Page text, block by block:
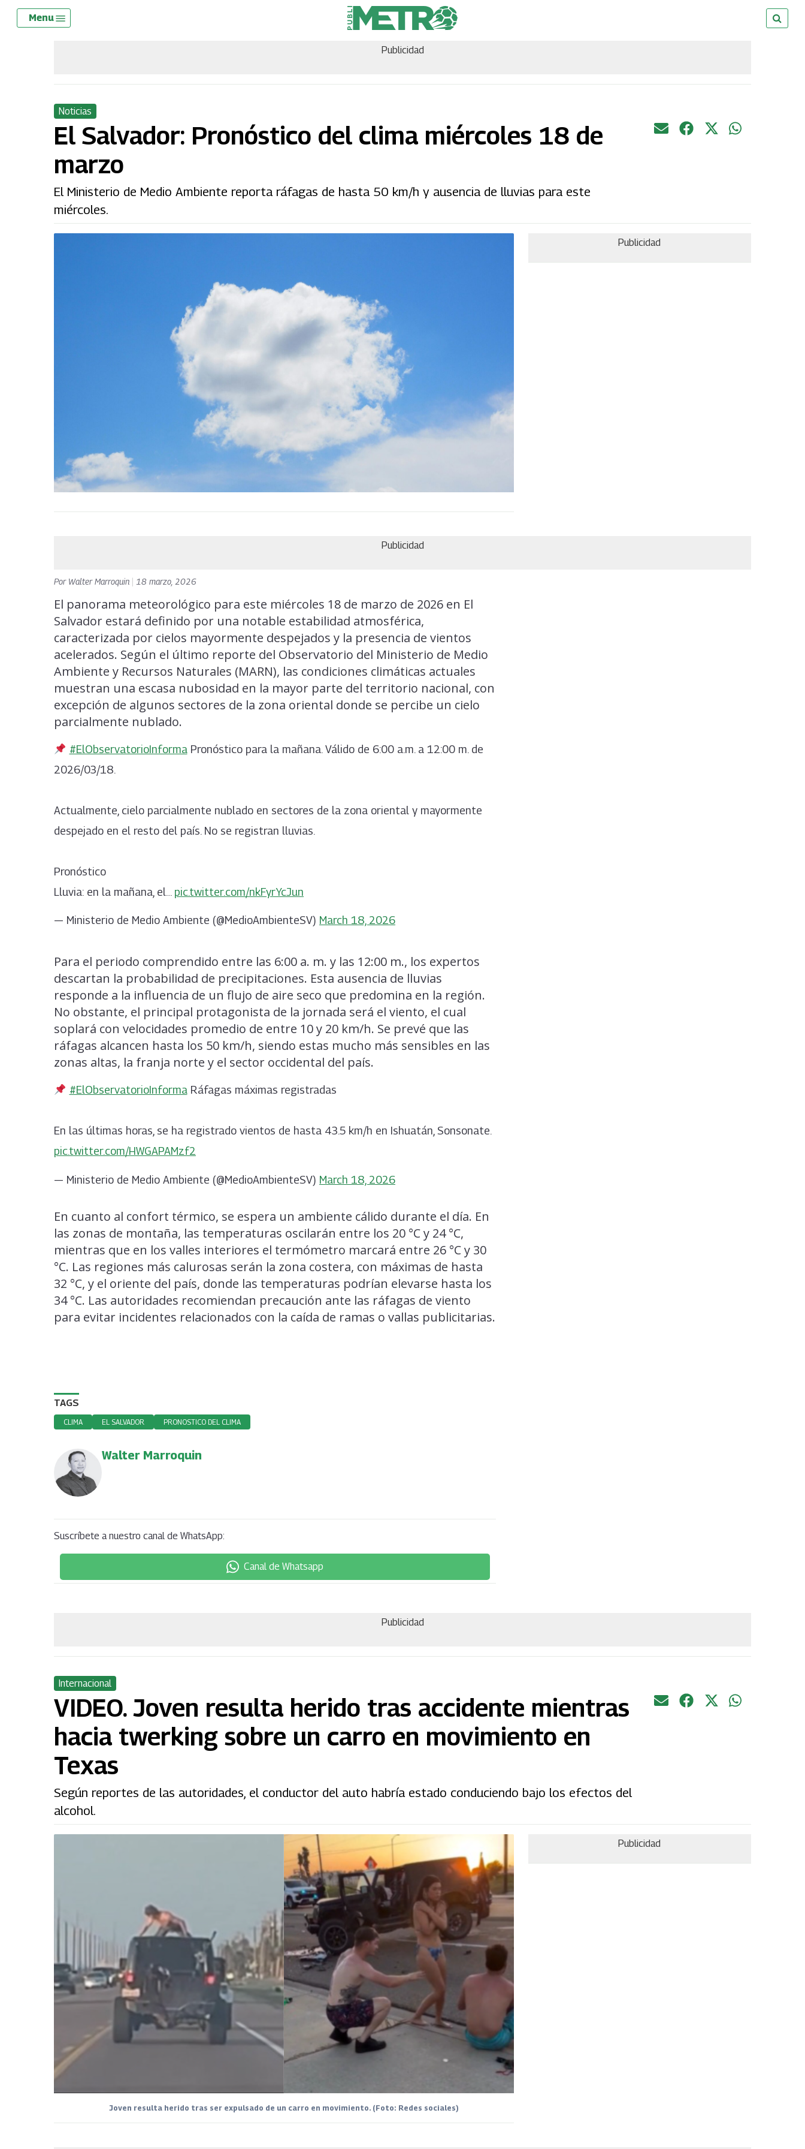
Skip
Menu
Publicidad
Noticias
El Salvador: Pronóstico del clima miércoles 18 de
marzo
El Ministerio de Medio Ambiente reporta ráfagas de hasta 50 km/h y ausencia de lluvias para este
miércoles.
Publicidad
Publicidad
Por Walter Marroquin 18 marzo, 2026
El panorama meteorológico para este miércoles 18 de marzo de 2026 en El
Salvador estará definido por una notable estabilidad atmosférica,
caracterizada por cielos mayormente despejados y la presencia de vientos
acelerados. Según el último reporte del Observatorio del Ministerio de Medio
Ambiente y Recursos Naturales (MARN), las condiciones climáticas actuales
muestran una escasa nubosidad en la mayor parte del territorio nacional, con
excepción de algunos sectores de la zona oriental donde se percibe un cielo
parcialmente nublado.
#ElObservatorioInformaPronóstico para la mañana. Válido de 6:00 a.m. a 12:00 m. de
2026/03/18.
Actualmente, cielo parcialmente nublado en sectores de la zona oriental y mayormente
despejado en el resto del país. No se registran lluvias.
Pronóstico
Lluvia: en la mañana, el… pic.twitter.com/nkFyrYcJun
— Ministerio de Medio Ambiente (@MedioAmbienteSV) March 18, 2026
Para el periodo comprendido entre las 6:00 a. m. y las 12:00 m., los expertos
descartan la probabilidad de precipitaciones. Esta ausencia de lluvias
responde a la influencia de un flujo de aire seco que predomina en la región.
No obstante, el principal protagonista de la jornada será el viento, el cual
soplará con velocidades promedio de entre 10 y 20 km/h. Se prevé que las
ráfagas alcancen hasta los 50 km/h, siendo estas mucho más sensibles en las
zonas altas, la franja norte y el sector occidental del país.
#ElObservatorioInformaRáfagas máximas registradas
En las últimas horas, se ha registrado vientos de hasta 43.5 km/h en Ishuatán, Sonsonate.
pic.twitter.com/HWGAPAMzf2
— Ministerio de Medio Ambiente (@MedioAmbienteSV) March 18, 2026
En cuanto al confort térmico, se espera un ambiente cálido durante el día. En
las zonas de montaña, las temperaturas oscilarán entre los 20 °C y 24 °C,
mientras que en los valles interiores el termómetro marcará entre 26 °C y 30
°C. Las regiones más calurosas serán la zona costera, con máximas de hasta
32 °C, y el oriente del país, donde las temperaturas podrían elevarse hasta los
34 °C. Las autoridades recomiendan precaución ante las ráfagas de viento
para evitar incidentes relacionados con la caída de ramas o vallas publicitarias.
TAGS
CLIMA EL SALVADOR PRONOSTICO DEL CLIMA
Walter Marroquin
Suscríbete a nuestro canal de WhatsApp:
Canal de Whatsapp
Publicidad
Internacional
VIDEO. Joven resulta herido tras accidente mientras
hacia twerking sobre un carro en movimiento en
Texas
Según reportes de las autoridades, el conductor del auto habría estado conduciendo bajo los efectos del
alcohol.
Joven resulta herido tras ser expulsado de un carro en movimiento. (Foto: Redes sociales)
Publicidad
Menu